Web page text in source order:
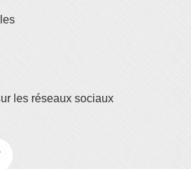
les réseaux sociaux